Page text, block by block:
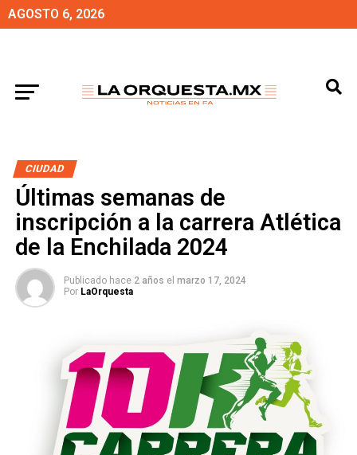
AGOSTO 6, 2026
CIUDAD
Últimas semanas de
inscripción a la carrera Atlética
de la Enchilada 2024
Publicado hace 2 años el marzo 17, 2024
Por LaOrquesta